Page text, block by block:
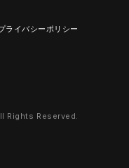
ライバシーポリシー
Rights Reserved.